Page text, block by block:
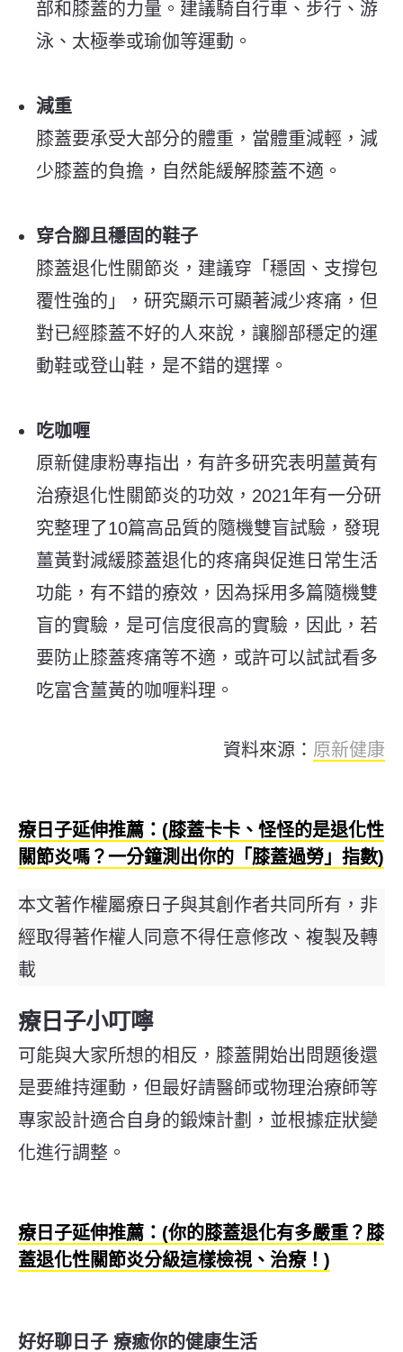
部和膝蓋的力量。建議騎自行車、步行、游
泳、太極拳或瑜伽等運動。
減重
膝蓋要承受大部分的體重，當體重減輕，減
少膝蓋的負擔，自然能緩解膝蓋不適。
穿合腳且穩固的鞋子
膝蓋退化性關節炎，建議穿「穩固、支撐包
覆性強的」，研究顯示可顯著減少疼痛，但
對已經膝蓋不好的人來說，讓腳部穩定的運
動鞋或登山鞋，是不錯的選擇。
吃咖喱
原新健康粉專指出，有許多研究表明薑黃有
治療退化性關節炎的功效，2021年有一分研
究整理了10篇高品質的隨機雙盲試驗，發現
薑黃對減緩膝蓋退化的疼痛與促進日常生活
功能，有不錯的療效，因為採用多篇隨機雙
盲的實驗，是可信度很高的實驗，因此，若
要防止膝蓋疼痛等不適，或許可以試試看多
吃富含薑黃的咖喱料理。
資料來源： 原新健康
療日子延伸推薦：(膝蓋卡卡、怪怪的是退化性
關節炎嗎？一分鐘測出你的「膝蓋過勞」指數)
本文著作權屬療日子與其創作者共同所有，非
經取得著作權人同意不得任意修改、複製及轉
載
療日子小叮嚀
可能與大家所想的相反，膝蓋開始出問題後還
是要維持運動，但最好請醫師或物理治療師等
專家設計適合自身的鍛煉計劃，並根據症狀變
化進行調整。
療日子延伸推薦：(你的膝蓋退化有多嚴重？膝
蓋退化性關節炎分級這樣檢視、治療！)
好好聊日子 療癒你的健康生活